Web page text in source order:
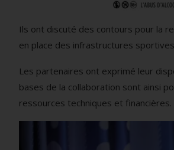
Ils ont discuté des contours pour la
en place des infrastructures
Les partenaires ont exprimé leur
bases de la collaboration sont ainsi
ressources techniques et financières.